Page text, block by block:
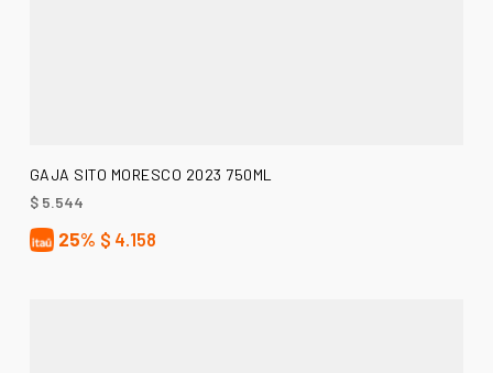
AÑADIR AL CARRITO
GAJA SITO MORESCO 2023 750ML
$5.544
25% $ 4.158